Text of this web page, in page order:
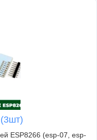
ESP8266 (esp-07, esp-